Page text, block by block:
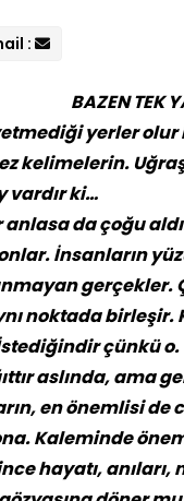
:
BAZEN TEK
yerler olur
kelimelerin.
vardır ki…
da çoğu
İnsanların
gerçekler.
noktada birleşir.
çünkü
aslında, ama
en önemlisi de
Kaleminde
hayatı,